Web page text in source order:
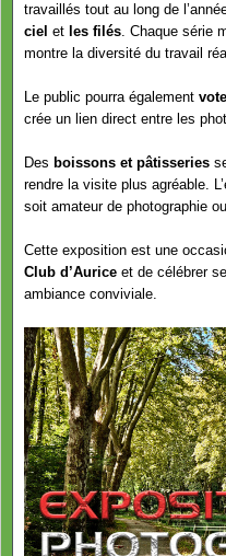
travaillés tout au long de
ciel et les filés. Chaque série
montre la diversité du travail
Le public pourra également
crée un lien direct entre les
Des boissons et pâtisseries
rendre la visite plus agréable.
soit amateur de photographie
Cette exposition est une
Club d’Aurice et de célébrer
ambiance conviviale.